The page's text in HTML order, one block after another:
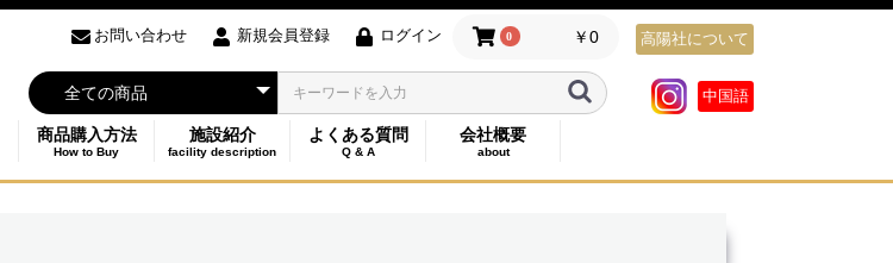
お問い合わせ 新規会員登録 ログイン 0 ￥0 高陽社について
中国語
商品購入方法
How to Buy
施設紹介
facility description
よくある質問
Q & A
会社概要
about